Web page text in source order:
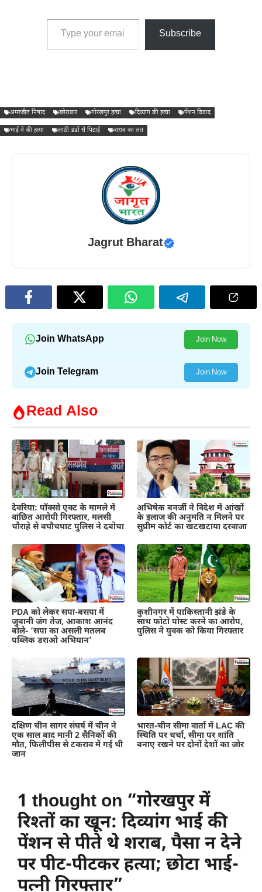
Type your email…
Subscribe
अमरजीत निषाद खोराबार गोरखपुर हत्या दिव्यांग की हत्या पेंशन विवाद
भाई ने की हत्या लाठी डंडों से पिटाई शराब का लत
Jagrut Bharat
Join WhatsApp Join Now
Join Telegram Join Now
Read Also
देवरिया: पॉक्सो एक्ट के मामले में
वांछित आरोपी गिरफ्तार, मलसी
चौराहे से बघौचघाट पुलिस ने दबोचा
अभिषेक बनर्जी ने विदेश में आंखों
के इलाज की अनुमति न मिलने पर
सुप्रीम कोर्ट का खटखटाया दरवाजा
PDA को लेकर सपा-बसपा में
जुबानी जंग तेज, आकाश आनंद
बोले- ‘सपा का असली मतलब
पब्लिक डराओ अभियान’
कुशीनगर में पाकिस्तानी झंडे के
साथ फोटो पोस्ट करने का आरोप,
पुलिस ने युवक को किया गिरफ्तार
दक्षिण चीन सागर संघर्ष में चीन ने
एक साल बाद मानी 2 सैनिकों की
मौत, फिलीपींस से टकराव में गई थी
जान
भारत-चीन सीमा वार्ता में LAC की
स्थिति पर चर्चा, सीमा पर शांति
बनाए रखने पर दोनों देशों का जोर
1 thought on “गोरखपुर में
रिश्तों का खून: दिव्यांग भाई की
पेंशन से पीते थे शराब, पैसा न देने
पर पीट-पीटकर हत्या; छोटा भाई-
पत्नी गिरफ्तार”